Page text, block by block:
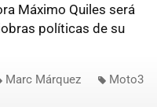
Máximo Quiles será
políticas de su
Marc Márquez Moto3